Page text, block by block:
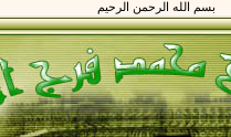
بسم الله الرحمن الرحيم